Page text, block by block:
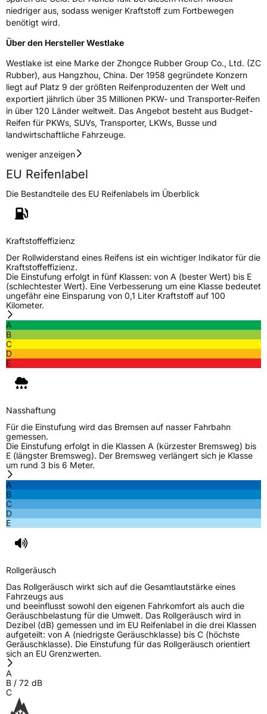
niedriger aus, sodass weniger Kraftstoff zum Fortbewegen
benötigt wird.
Über den Hersteller Westlake
Westlake ist eine Marke der Zhongce Rubber Group Co., Ltd. (ZC
Rubber), aus Hangzhou, China. Der 1958 gegründete Konzern
liegt auf Platz 9 der größten Reifenproduzenten der Welt und
exportiert jährlich über 35 Millionen PKW- und Transporter-Reifen
in über 120 Länder weltweit. Das Angebot besteht aus Budget-
Reifen für PKWs, SUVs, Transporter, LKWs, Busse und
landwirtschaftliche Fahrzeuge.
weniger anzeigen
EU Reifenlabel
Die Bestandteile des EU Reifenlabels im Überblick
Kraftstoffeffizienz
Der Rollwiderstand eines Reifens ist ein wichtiger Indikator für die
Kraftstoffeffizienz.
Die Einstufung erfolgt in fünf Klassen: von A (bester Wert) bis E
(schlechtester Wert). Eine Verbesserung um eine Klasse bedeutet
ungefähr eine Einsparung von 0,1 Liter Kraftstoff auf 100
Kilometer.
A
B
C
D
E
Nasshaftung
Für die Einstufung wird das Bremsen auf nasser Fahrbahn
gemessen.
Die Einstufung erfolgt in die Klassen A (kürzester Bremsweg) bis
E (längster Bremsweg). Der Bremsweg verlängert sich je Klasse
um rund 3 bis 6 Meter.
A
B
C
D
E
Rollgeräusch
Das Rollgeräusch wirkt sich auf die Gesamtlautstärke eines
Fahrzeugs aus
und beeinflusst sowohl den eigenen Fahrkomfort als auch die
Geräuschbelastung für die Umwelt. Das Rollgeräusch wird in
Dezibel (dB) gemessen und im EU Reifenlabel in die drei Klassen
aufgeteilt: von A (niedrigste Geräuschklasse) bis C (höchste
Geräuschklasse). Die Einstufung für das Rollgeräusch orientiert
sich an EU Grenzwerten.
A
B / 72 dB
C